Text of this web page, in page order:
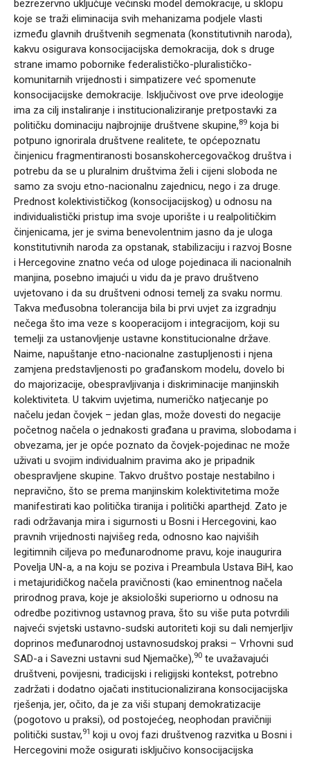
bezrezervno uključuje većinski model demokracije, u sklopu
koje se traži eliminacija svih mehanizama podjele vlasti
između glavnih društvenih segmenata (konstitutivnih naroda),
kakvu osigurava konsocijacijska demokracija, dok s druge
strane imamo pobornike federalističko-pluralističko-
komunitarnih vrijednosti i simpatizere već spomenute
konsocijacijske demokracije. Isključivost ove prve ideologije
ima za cilj instaliranje i institucionaliziranje pretpostavki za
političku dominaciju najbrojnije društvene skupine,89 koja bi
potpuno ignorirala društvene realitete, te općepoznatu
činjenicu fragmentiranosti bosanskohercegovačkog društva i
potrebu da se u pluralnim društvima želi i cijeni sloboda ne
samo za svoju etno-nacionalnu zajednicu, nego i za druge.
Prednost kolektivističkog (konsocijacijskog) u odnosu na
individualistički pristup ima svoje uporište i u realpolitičkim
činjenicama, jer je svima benevolentnim jasno da je uloga
konstitutivnih naroda za opstanak, stabilizaciju i razvoj Bosne
i Hercegovine znatno veća od uloge pojedinaca ili nacionalnih
manjina, posebno imajući u vidu da je pravo društveno
uvjetovano i da su društveni odnosi temelj za svaku normu.
Takva međusobna tolerancija bila bi prvi uvjet za izgradnju
nečega što ima veze s kooperacijom i integracijom, koji su
temelji za ustanovljenje ustavne konstitucionalne države.
Naime, napuštanje etno-nacionalne zastupljenosti i njena
zamjena predstavljenosti po građanskom modelu, dovelo bi
do majorizacije, obespravljivanja i diskriminacije manjinskih
kolektiviteta. U takvim uvjetima, numeričko natjecanje po
načelu jedan čovjek – jedan glas, može dovesti do negacije
početnog načela o jednakosti građana u pravima, slobodama i
obvezama, jer je opće poznato da čovjek-pojedinac ne može
uživati u svojim individualnim pravima ako je pripadnik
obespravljene skupine. Takvo društvo postaje nestabilno i
nepravično, što se prema manjinskim kolektivitetima može
manifestirati kao politička tiranija i politički aparthejd. Zato je
radi održavanja mira i sigurnosti u Bosni i Hercegovini, kao
pravnih vrijednosti najvišeg reda, odnosno kao najviših
legitimnih ciljeva po međunarodnome pravu, koje inaugurira
Povelja UN-a, a na koju se poziva i Preambula Ustava BiH, kao
i metajuridičkog načela pravičnosti (kao eminentnog načela
prirodnog prava, koje je aksiološki superiorno u odnosu na
odredbe pozitivnog ustavnog prava, što su više puta potvrdili
najveći svjetski ustavno-sudski autoriteti koji su dali nemjerljiv
doprinos međunarodnoj ustavnosudskoj praksi – Vrhovni sud
SAD-a i Savezni ustavni sud Njemačke),90 te uvažavajući
društveni, povijesni, tradicijski i religijski kontekst, potrebno
zadržati i dodatno ojačati institucionalizirana konsocijacijska
rješenja, jer, očito, da je za viši stupanj demokratizacije
(pogotovo u praksi), od postojećeg, neophodan pravičniji
politički sustav,91 koji u ovoj fazi društvenog razvitka u Bosni i
Hercegovini može osigurati isključivo konsocijacijska